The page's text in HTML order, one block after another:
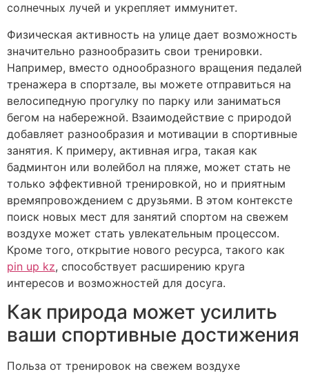
солнечных лучей и укрепляет иммунитет.
Физическая активность на улице дает возможность
значительно разнообразить свои тренировки.
Например, вместо однообразного вращения педалей
тренажера в спортзале, вы можете отправиться на
велосипедную прогулку по парку или заниматься
бегом на набережной. Взаимодействие с природой
добавляет разнообразия и мотивации в спортивные
занятия. К примеру, активная игра, такая как
бадминтон или волейбол на пляже, может стать не
только эффективной тренировкой, но и приятным
времяпровождением с друзьями. В этом контексте
поиск новых мест для занятий спортом на свежем
воздухе может стать увлекательным процессом.
Кроме того, открытие нового ресурса, такого как
pin up kz, способствует расширению круга
интересов и возможностей для досуга.
Как природа может усилить
ваши спортивные достижения
Польза от тренировок на свежем воздухе